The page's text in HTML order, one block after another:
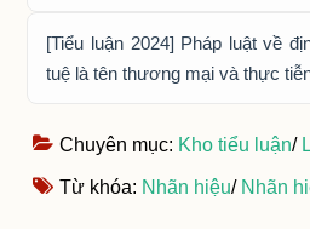
[Tiểu luận 2024] Pháp luật về
tuệ là tên thương mại và thực
Chuyên mục: Kho tiểu luận/
Từ khóa: Nhãn hiệu/ Nhãn